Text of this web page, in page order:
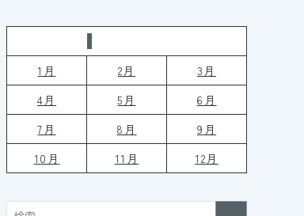
1月
2月
3月
4月
5月
6月
7月
8月 9 月
10月
11月 12月